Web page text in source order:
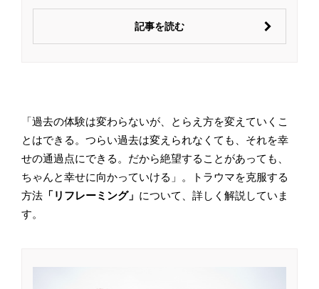
記事を読む
「過去の体験は変わらないが、とらえ方を変えていくこ
とはできる。つらい過去は変えられなくても、それを幸
せの通過点にできる。だから絶望することがあっても、
ちゃんと幸せに向かっていける」。トラウマを克服する
方法 「リフレーミング」 について、詳しく解説していま
す。